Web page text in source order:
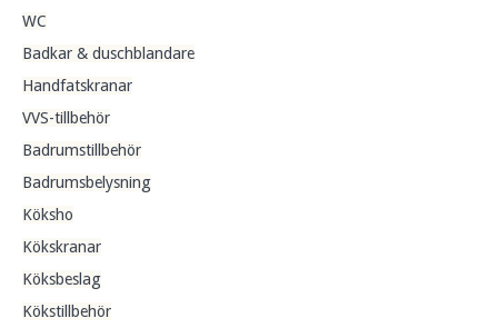
WC
Badkar & duschblandare
Handfatskranar
VVS-tillbehör
Badrumstillbehör
Badrumsbelysning
Köksho
Kökskranar
Köksbeslag
Kökstillbehör